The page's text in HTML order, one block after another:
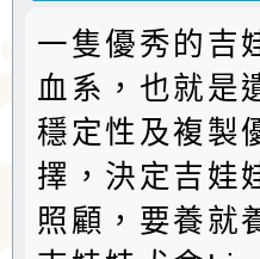
一隻優秀的吉
血系，也就是
穩定性及複製
擇，決定吉娃
照顧，要養就